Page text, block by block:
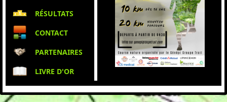
RÉSULTATS
CONTACT
PARTENAIRES
LIVRE D'OR